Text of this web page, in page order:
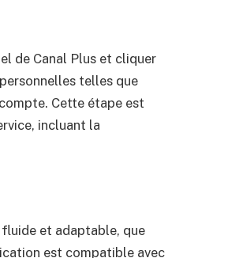
de Canal Plus et cliquer
telles que
Cette étape est
incluant la
et adaptable, que
est compatible avec